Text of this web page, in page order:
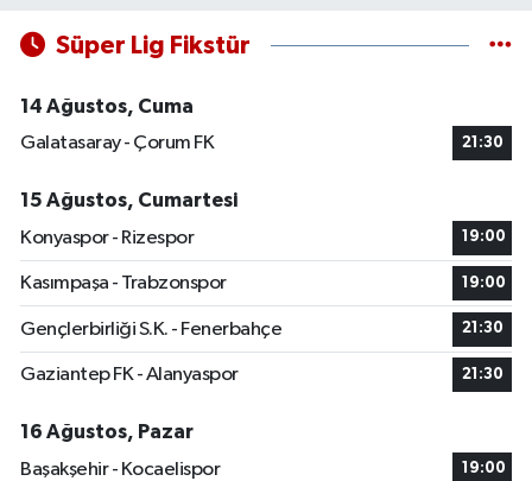
Süper Lig Fikstür
14 Ağustos, Cuma
Galatasaray - Çorum FK
21:30
15 Ağustos, Cumartesi
Konyaspor - Rizespor
19:00
Kasımpaşa - Trabzonspor 19:00
Gençlerbirliği S.K. - Fenerbahçe 21:30
Gaziantep FK - Alanyaspor 21:30
16 Ağustos, Pazar
Başakşehir - Kocaelispor
19:00